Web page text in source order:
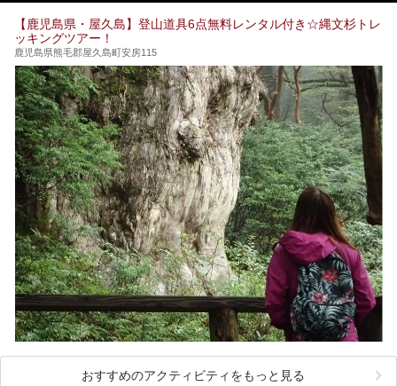
乗り込みましたが、今回もオープン前日から初日にかけて現
地訪問。リニューアルした浴室・最新情報を中心に、以前と
の相違点や注意事項などを詳細レビューします。
【鹿児島県・屋久島】登山道具6点無料レンタル付き☆縄文杉トレ
ッキングツアー！
鹿児島県熊毛郡屋久島町安房115
おすすめのアクティビティをもっと見る